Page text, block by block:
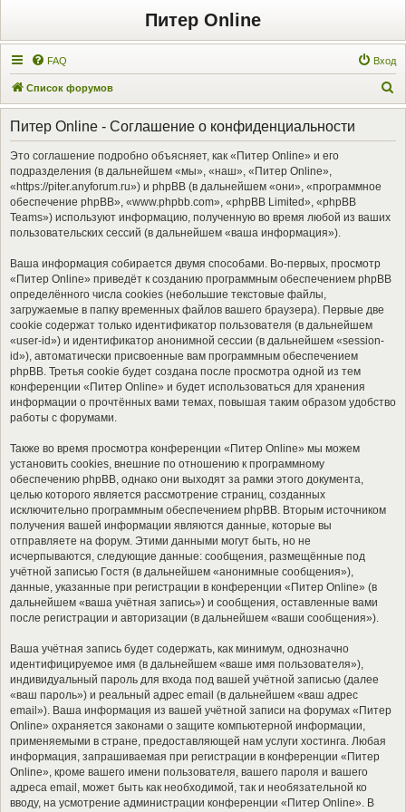
Питер Online
FAQ Вход
Список форумов
о
Питер Online - Соглашение о конфиденциальности
Это соглашение подробно объясняет, как «Питер Online» и его
подразделения (в дальнейшем «мы», «наш», «Питер Online»,
«https://piter.anyforum.ru») и phpBB (в дальнейшем «они», «программное
обеспечение phpBB», «www.phpbb.com», «phpBB Limited», «phpBB
Teams») используют информацию, полученную во время любой из ваших
пользовательских сессий (в дальнейшем «ваша информация»).
Ваша информация собирается двумя способами. Во-первых, просмотр
«Питер Online» приведёт к созданию программным обеспечением phpBB
определённого числа cookies (небольшие текстовые файлы,
загружаемые в папку временных файлов вашего браузера). Первые две
cookie содержат только идентификатор пользователя (в дальнейшем
«user-id») и идентификатор анонимной сессии (в дальнейшем «session-
id»), автоматически присвоенные вам программным обеспечением
phpBB. Третья cookie будет создана после просмотра одной из тем
конференции «Питер Online» и будет использоваться для хранения
информации о прочтённых вами темах, повышая таким образом удобство
работы с форумами.
Также во время просмотра конференции «Питер Online» мы можем
установить cookies, внешние по отношению к программному
обеспечению phpBB, однако они выходят за рамки этого документа,
целью которого является рассмотрение страниц, созданных
исключительно программным обеспечением phpBB. Вторым источником
получения вашей информации являются данные, которые вы
отправляете на форум. Этими данными могут быть, но не
исчерпываются, следующие данные: сообщения, размещённые под
учётной записью Гостя (в дальнейшем «анонимные сообщения»),
данные, указанные при регистрации в конференции «Питер Online» (в
дальнейшем «ваша учётная запись») и сообщения, оставленные вами
после регистрации и авторизации (в дальнейшем «ваши сообщения»).
Ваша учётная запись будет содержать, как минимум, однозначно
идентифицируемое имя (в дальнейшем «ваше имя пользователя»),
индивидуальный пароль для входа под вашей учётной записью (далее
«ваш пароль») и реальный адрес email (в дальнейшем «ваш адрес
email»). Ваша информация из вашей учётной записи на форумах «Питер
Online» охраняется законами о защите компьютерной информации,
применяемыми в стране, предоставляющей нам услуги хостинга. Любая
информация, запрашиваемая при регистрации в конференции «Питер
Online», кроме вашего имени пользователя, вашего пароля и вашего
адреса email, может быть как необходимой, так и необязательной ко
вводу, на усмотрение администрации конференции «Питер Online». В